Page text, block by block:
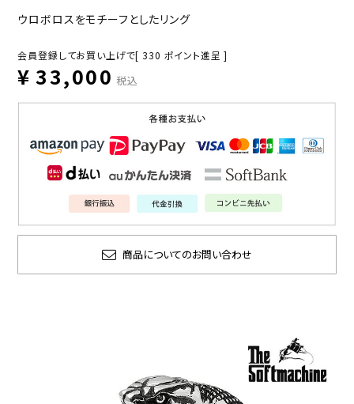
ウロボロスをモチーフとしたリング
会員登録してお買い上げで[ 330 ポイント進呈 ]
¥ 33,000 税込
商品についてのお問い合わせ